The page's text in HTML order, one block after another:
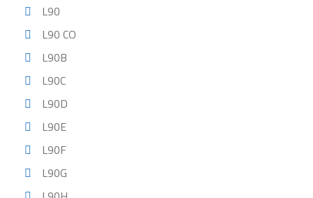
L90
L90 CO
L90B
L90C
L90D
L90E
L90F
L90G